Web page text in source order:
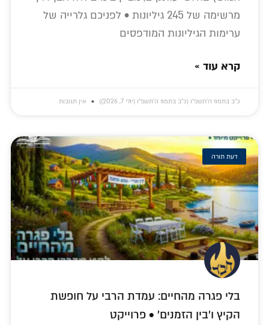
מרשימה של 245 גיליונות • לפניכם גלרייה של
ערימות הגיליונות המודפסים
קרא עוד »
כ״ב בתמוז ה׳תשפ״ו (כ״ב בתמוז ה׳תשפ״ו (יולי 7, 2026)) אין תגובות
דעת תורה
בלי פגרה מהחיים: עמדת הרבי על חופשת
הקיץ ו'בין הזמנים' • פרוייקט